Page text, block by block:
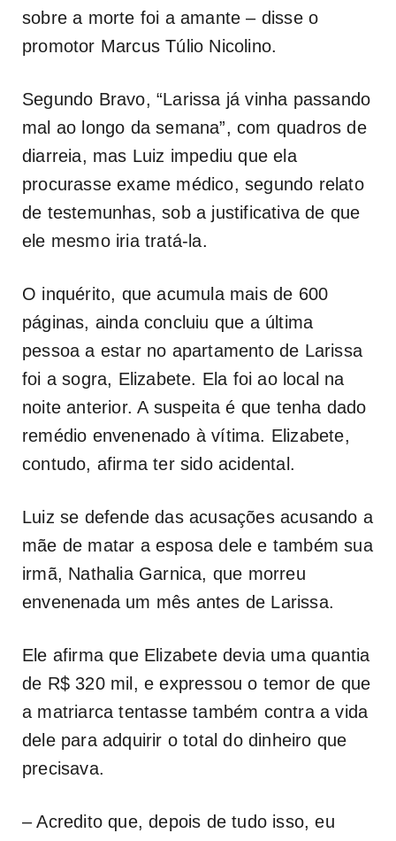
sobre a morte foi a amante – disse o
promotor Marcus Túlio Nicolino.
Segundo Bravo, “Larissa já vinha passando
mal ao longo da semana”, com quadros de
diarreia, mas Luiz impediu que ela
procurasse exame médico, segundo relato
de testemunhas, sob a justificativa de que
ele mesmo iria tratá-la.
O inquérito, que acumula mais de 600
páginas, ainda concluiu que a última
pessoa a estar no apartamento de Larissa
foi a sogra, Elizabete. Ela foi ao local na
noite anterior. A suspeita é que tenha dado
remédio envenenado à vítima. Elizabete,
contudo, afirma ter sido acidental.
Luiz se defende das acusações acusando a
mãe de matar a esposa dele e também sua
irmã, Nathalia Garnica, que morreu
envenenada um mês antes de Larissa.
Ele afirma que Elizabete devia uma quantia
de R$ 320 mil, e expressou o temor de que
a matriarca tentasse também contra a vida
dele para adquirir o total do dinheiro que
precisava.
– Acredito que, depois de tudo isso, eu